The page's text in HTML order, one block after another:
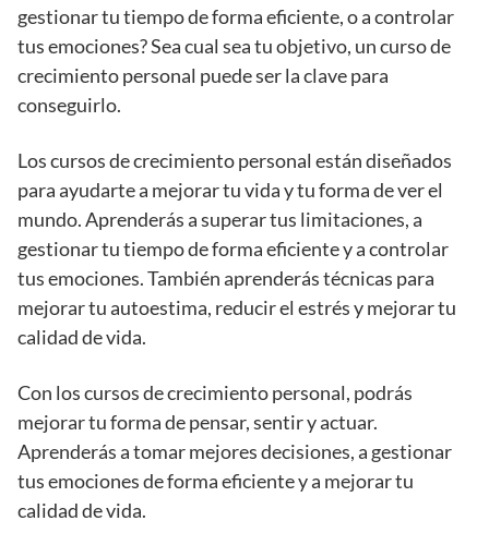
gestionar tu tiempo de forma eficiente, o a controlar
tus emociones? Sea cual sea tu objetivo, un curso de
crecimiento personal puede ser la clave para
conseguirlo.
Los cursos de crecimiento personal están diseñados
para ayudarte a mejorar tu vida y tu forma de ver el
mundo. Aprenderás a superar tus limitaciones, a
gestionar tu tiempo de forma eficiente y a controlar
tus emociones. También aprenderás técnicas para
mejorar tu autoestima, reducir el estrés y mejorar tu
calidad de vida.
Con los cursos de crecimiento personal, podrás
mejorar tu forma de pensar, sentir y actuar.
Aprenderás a tomar mejores decisiones, a gestionar
tus emociones de forma eficiente y a mejorar tu
calidad de vida.